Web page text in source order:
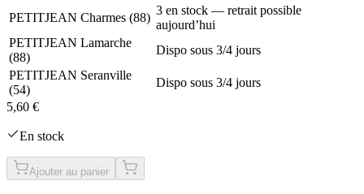
PETITJEAN Charmes (88)
3 en stock — retrait possible
aujourd’hui
PETITJEAN Lamarche
(88)
Dispo sous 3/4 jours
PETITJEAN Seranville
(54)
Dispo sous 3/4 jours
5,60 €
En stock
Ajouter au panier